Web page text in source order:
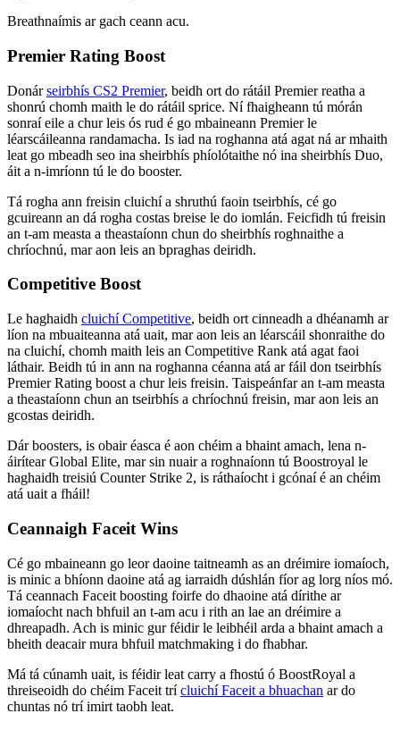
Breathnaímis ar gach ceann acu.
Premier Rating Boost
Donárseirbhís CS2 Premier, beidh ort do rátáil Premier reatha a
shonrú chomh maith le do rátáil sprice. Ní fhaigheann tú mórán
sonraí eile a chur leis ós rud é go mbaineann Premier le
léarscáileanna randamacha. Is iad na roghanna atá agat ná ar mhaith
leat go mbeadh seo ina sheirbhís phíolótaithe nó ina sheirbhís Duo,
áit a n-imríonn tú le do booster.
Tá rogha ann freisin cluichí a shruthú faoin tseirbhís, cé go
gcuireann an dá rogha costas breise le do iomlán. Feicfidh tú freisin
an t-am measta a theastaíonn chun do sheirbhís roghnaithe a
chríochnú, mar aon leis an bpraghas deiridh.
Competitive Boost
Le haghaidh cluichí Competitive, beidh ort cinneadh a dhéanamh ar
líon na mbuaiteanna atá uait, mar aon leis an léarscáil shonraithe do
na cluichí, chomh maith leis an Competitive Rank atá agat faoi
láthair. Beidh tú in ann na roghanna céanna atá ar fáil don tseirbhís
Premier Rating boost a chur leis freisin. Taispeánfar an t-am measta
a theastaíonn chun an tseirbhís a chríochnú freisin, mar aon leis an
gcostas deiridh.
Dár boosters, is obair éasca é aon chéim a bhaint amach, lena n-
áirítear Global Elite, mar sin nuair a roghnaíonn tú Boostroyal le
haghaidh treisiú Counter Strike 2, is ráthaíocht i gcónaí é an chéim
atá uait a fháil!
Ceannaigh Faceit Wins
Cé go mbaineann go leor daoine taitneamh as an dréimire iomaíoch,
is minic a bhíonn daoine atá ag iarraidh dúshlán fíor ag lorg níos mó.
Tá ceannach Faceit boosting foirfe do dhaoine atá dírithe ar
iomaíocht nach bhfuil an t-am acu i rith an lae an dréimire a
dhreapadh. Ach is minic gur féidir le leibhéil arda a bhaint amach a
bheith deacair mura bhfuil matchmaking i do fhabhar.
Má tá cúnamh uait, is féidir leat carry a fhostú ó BoostRoyal a
threiseoidh do chéim Faceit trícluichí Faceit a bhuachan ar do
chuntas nó trí imirt taobh leat.